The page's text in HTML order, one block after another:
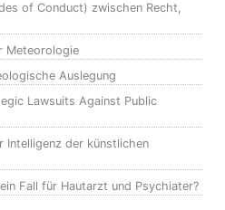
of Conduct) zwischen Recht,
Meteorologie
Auslegung
Lawsuits Against Public
Intelligenz der künstlichen
Fall für Hautarzt und Psychiater?